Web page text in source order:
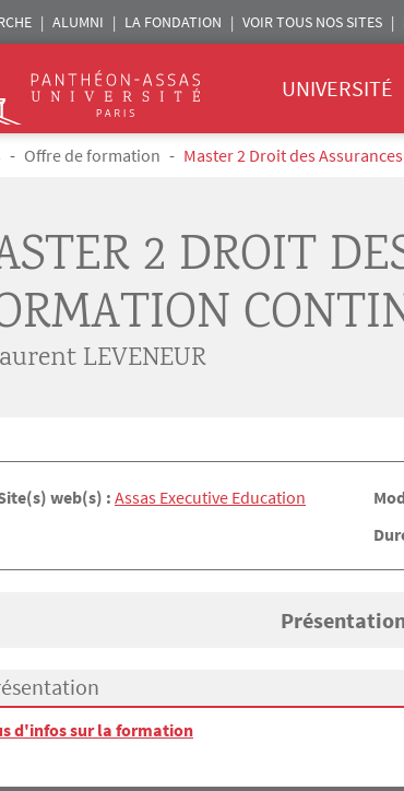
sites Assas
ALUMNI LA FONDATION VOIR TOUS NOS SITES
UNIVERSITÉ
Offre de formation Master 2 Droit des
2 DROIT
LEVENEUR
web(s) : Assas Executive Education
d'infos sur la formation